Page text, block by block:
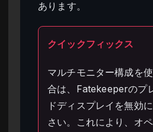
あります。
クイックフィックス
マルチモニター構成を
合は、Fatekeeperのプ
ドディスプレイを無効
さい。これにより、オ